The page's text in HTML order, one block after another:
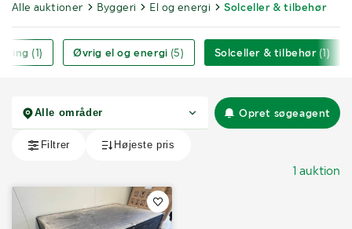
Alle auktioner Byggeri El og energi Solceller & tilbehør
(1) Øvrig el og energi (5) Solceller & tilbehør (1)
Opret søgeagent
1 auktion